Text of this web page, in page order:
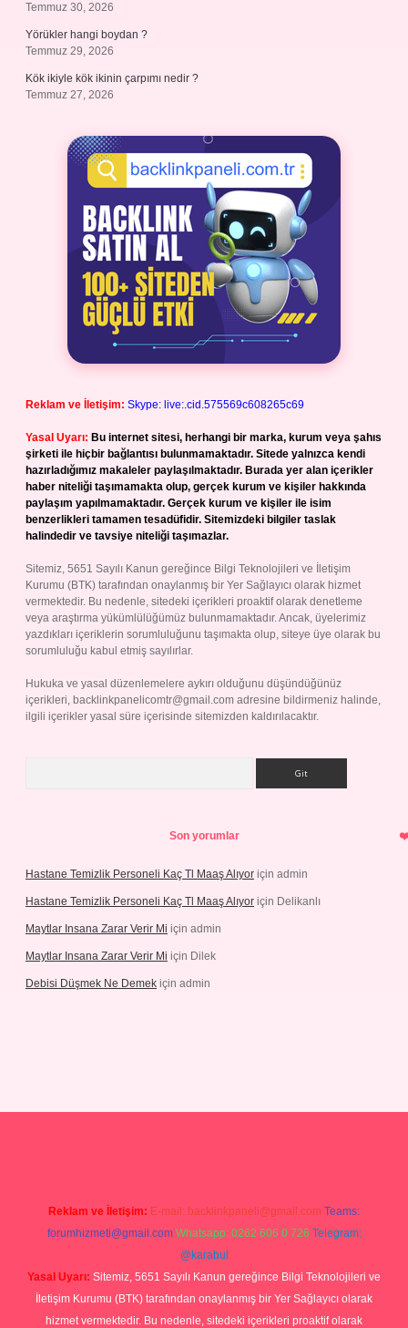
Temmuz 30, 2026
Yörükler hangi boydan ?
Temmuz 29, 2026
Kök ikiyle kök ikinin çarpımı nedir ?
Temmuz 27, 2026
Reklam ve İletişim: Skype: live:.cid.575569c608265c69
Yasal Uyarı: Bu internet sitesi, herhangi bir marka, kurum veya şahıs
şirketi ile hiçbir bağlantısı bulunmamaktadır. Sitede yalnızca kendi
hazırladığımız makaleler paylaşılmaktadır. Burada yer alan içerikler
haber niteliği taşımamakta olup, gerçek kurum ve kişiler hakkında
paylaşım yapılmamaktadır. Gerçek kurum ve kişiler ile isim
benzerlikleri tamamen tesadüfidir. Sitemizdeki bilgiler taslak
halindedir ve tavsiye niteliği taşımazlar.
Sitemiz, 5651 Sayılı Kanun gereğince Bilgi Teknolojileri ve İletişim
Kurumu (BTK) tarafından onaylanmış bir Yer Sağlayıcı olarak hizmet
vermektedir. Bu nedenle, sitedeki içerikleri proaktif olarak denetleme
veya araştırma yükümlülüğümüz bulunmamaktadır. Ancak, üyelerimiz
yazdıkları içeriklerin sorumluluğunu taşımakta olup, siteye üye olarak bu
sorumluluğu kabul etmiş sayılırlar.
Hukuka ve yasal düzenlemelere aykırı olduğunu düşündüğünüz
içerikleri, backlinkpanelicomtr@gmail.com adresine bildirmeniz halinde,
ilgili içerikler yasal süre içerisinde sitemizden kaldırılacaktır.
Son yorumlar
Hastane Temizlik Personeli Kaç Tl Maaş Alıyor için admin
Hastane Temizlik Personeli Kaç Tl Maaş Alıyor için Delikanlı
Maytlar Insana Zarar Verir Mi için admin
Maytlar Insana Zarar Verir Mi için Dilek
Debisi Düşmek Ne Demek için admin
Reklam ve İletişim: E-mail: backlinkpaneli@gmail.com Teams:
forumhizmeti@gmail.com Whatsapp: 0262 606 0 726 Telegram:
@karabul
Yasal Uyarı: Sitemiz, 5651 Sayılı Kanun gereğince Bilgi Teknolojileri ve
İletişim Kurumu (BTK) tarafından onaylanmış bir Yer Sağlayıcı olarak
hizmet vermektedir. Bu nedenle, sitedeki içerikleri proaktif olarak